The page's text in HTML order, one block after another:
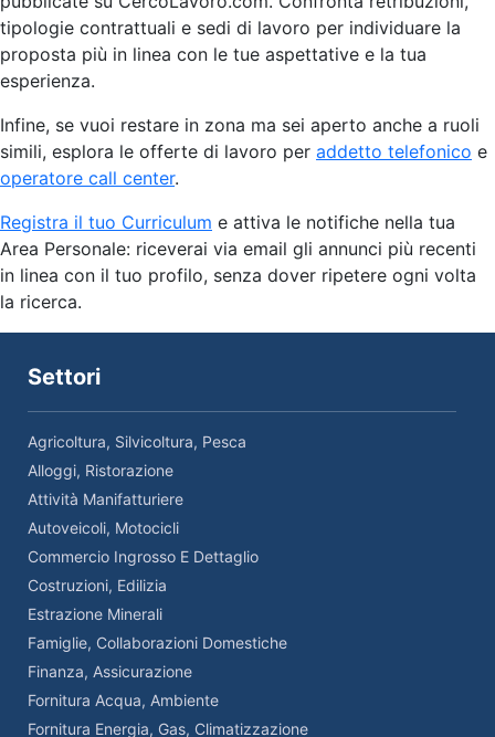
tipologie contrattuali e sedi di lavoro per individuare la
proposta più in linea con le tue aspettative e la tua
esperienza.
Infine, se vuoi restare in zona ma sei aperto anche a ruoli
simili, esplora le offerte di lavoro per addetto telefonico e
operatore call center.
Registra il tuo Curriculum e attiva le notifiche nella tua
Area Personale: riceverai via email gli annunci più recenti
in linea con il tuo profilo, senza dover ripetere ogni volta
la ricerca.
Settori
Agricoltura, Silvicoltura, Pesca
Alloggi, Ristorazione
Attività Manifatturiere
Autoveicoli, Motocicli
Commercio Ingrosso E Dettaglio
Costruzioni, Edilizia
Estrazione Minerali
Famiglie, Collaborazioni Domestiche
Finanza, Assicurazione
Fornitura Acqua, Ambiente
Fornitura Energia, Gas, Climatizzazione